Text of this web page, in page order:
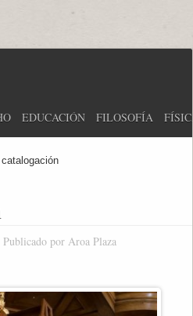
EDUCACIÓN FILOSOFÍA
catalogación
Publicado por Aroa Plaza